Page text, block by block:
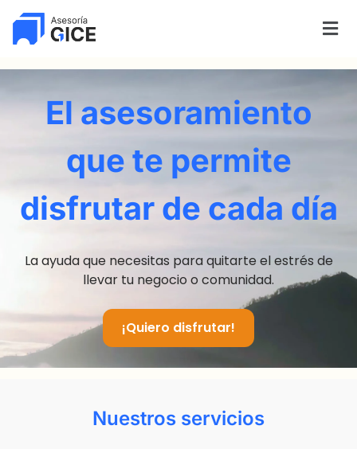
El asesoramiento
que te permite
disfrutar de cada día
La ayuda que necesitas para quitarte el estrés de
llevar tu negocio o comunidad.
¡Quiero disfrutar!
Nuestros servicios